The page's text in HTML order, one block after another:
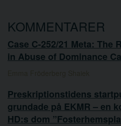
KOMMENTARER
Case C-252/21 Meta: The
in Abuse of Dominance
Preskriptionstidens
grundade på EKMR – en
HD:s dom